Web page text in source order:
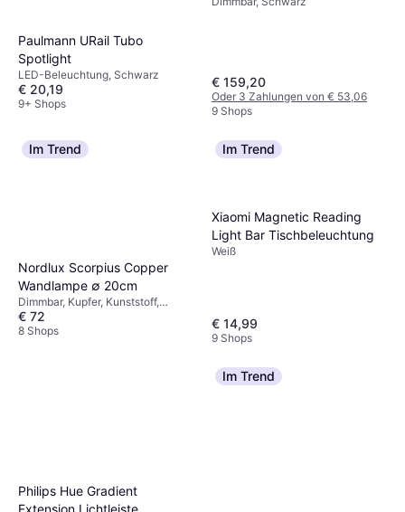
Paulmann URail Tubo
Spotlight
LED-Beleuchtung, Schwarz
€ 20,19
9+ Shops
cm Schwarz Deckenfluter
€ 159,20
Oder 3 Zahlungen von € 53,06
9 Shops
Im Trend
Nordlux Scorpius Copper
Wandlampe ∅ 20cm
Dimmbar, Kupfer, Kunststoff,
Metall, IP-Schutzart: IP23,
Lampensockel: E14
€ 72
8 Shops
Im Trend
Xiaomi Magnetic Reading
Light Bar Tischbeleuchtung
Weiß
€ 14,99
9 Shops
Philips Hue Gradient
Im Trend